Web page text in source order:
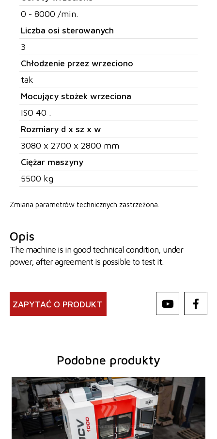
0 - 8000 /min.
Liczba osi sterowanych
3
Chłodzenie przez wrzeciono
tak
Mocujący stożek wrzeciona
ISO 40 .
Rozmiary d x sz x w
3080 x 2700 x 2800 mm
Ciężar maszyny
5500 kg
Zmiana parametrów technicznych zastrzeżona.
Opis
The machine is in good technical condition, under
power, after agreement is possible to test it.
ZAPYTAĆ O PRODUKT
Podobne produkty
Rok produkcji:
2025
System sterowania
tak
System sterowania
Heidenhain
TNC 620
Powierzchnia mocująca stołu 1300 x 600 mm
Przejazd osi X
1000 mm